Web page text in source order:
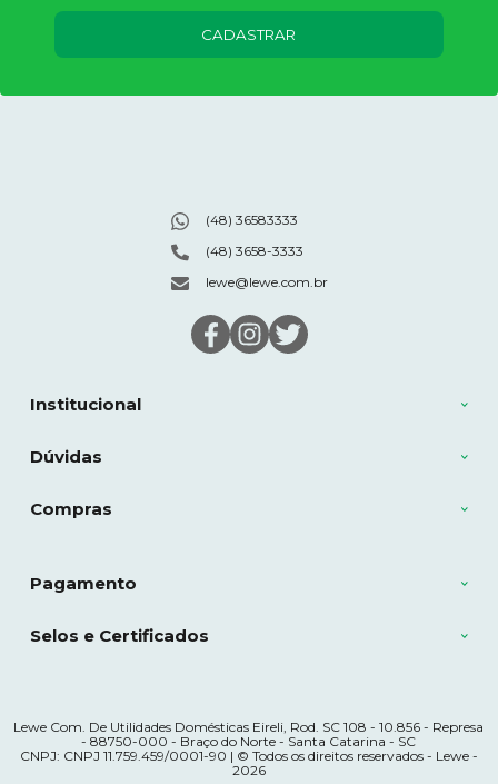
CADASTRAR
Institucional
Dúvidas
Compras
(48) 36583333
(48) 3658-3333
lewe@lewe.com.br
Pagamento
Selos e Certificados
Lewe Com. De Utilidades Domésticas Eireli, Rod. SC 108 - 10.856 - Represa
- 88750-000 - Braço do Norte - Santa Catarina - SC
CNPJ: CNPJ 11.759.459/0001-90 | © Todos os direitos reservados - Lewe -
2026